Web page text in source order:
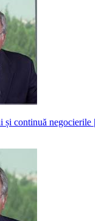
continuă negocierile |